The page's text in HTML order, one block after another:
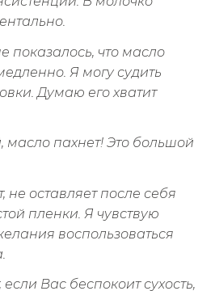
показалось, что масло
Я могу судить
Думаю его хватит
масло пахнет! Это большой
оставляет после себя
пленки. Я чувствую
воспользоваться
Вас беспокоит сухость,